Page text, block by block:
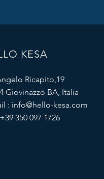
KESA
Ricapito,19
Giovinazzo BA, Italia
: info@hello-kesa.com
350 097 1726